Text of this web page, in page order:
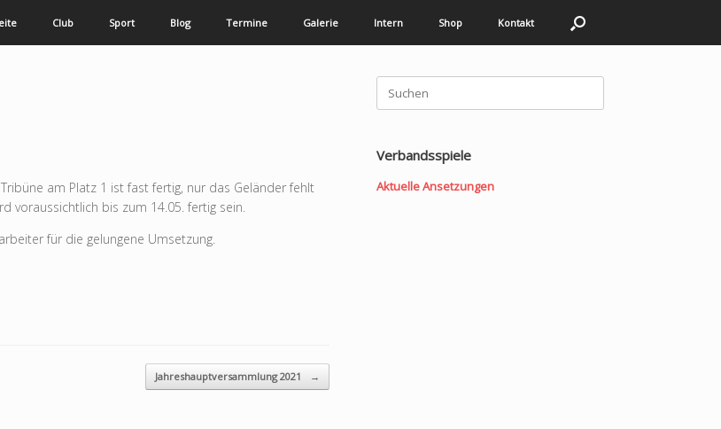
Club Sport Blog Termine Galerie Intern Shop Kontakt
am Platz 1 ist fast fertig, nur das Geländer fehlt
voraussichtlich bis zum 14.05. fertig sein.
für die gelungene Umsetzung.
Jahreshauptversammlung 2021 →
Suchen
nach:
Verbandsspiele
Aktuelle Ansetzungen